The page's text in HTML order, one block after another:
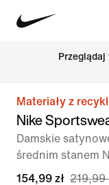
Materiały z
Nike
Damskie
średnim stanem
154,99 zł 219,99